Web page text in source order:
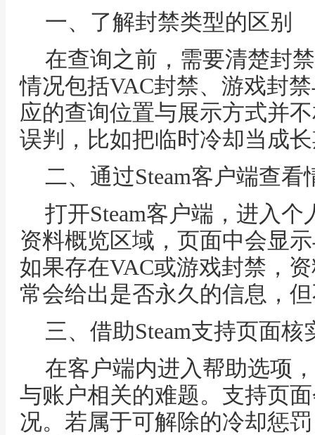
一、了解封禁类型的区别
在查询之前，需要清楚封
情况包括VAC封禁、游戏封
应的查询位置与展示方式并
误判，比如把临时冷却当成
二、通过Steam客户端查看
打开Steam客户端，进入
资料概览区域，页面中会显
如果存在VAC或游戏封禁，
常会给出是否永久的信息，
三、借助Steam支持页面核
在客户端内进入帮助选项
与账户相关的难题。支持页
况。若属于可解除的冷却惩